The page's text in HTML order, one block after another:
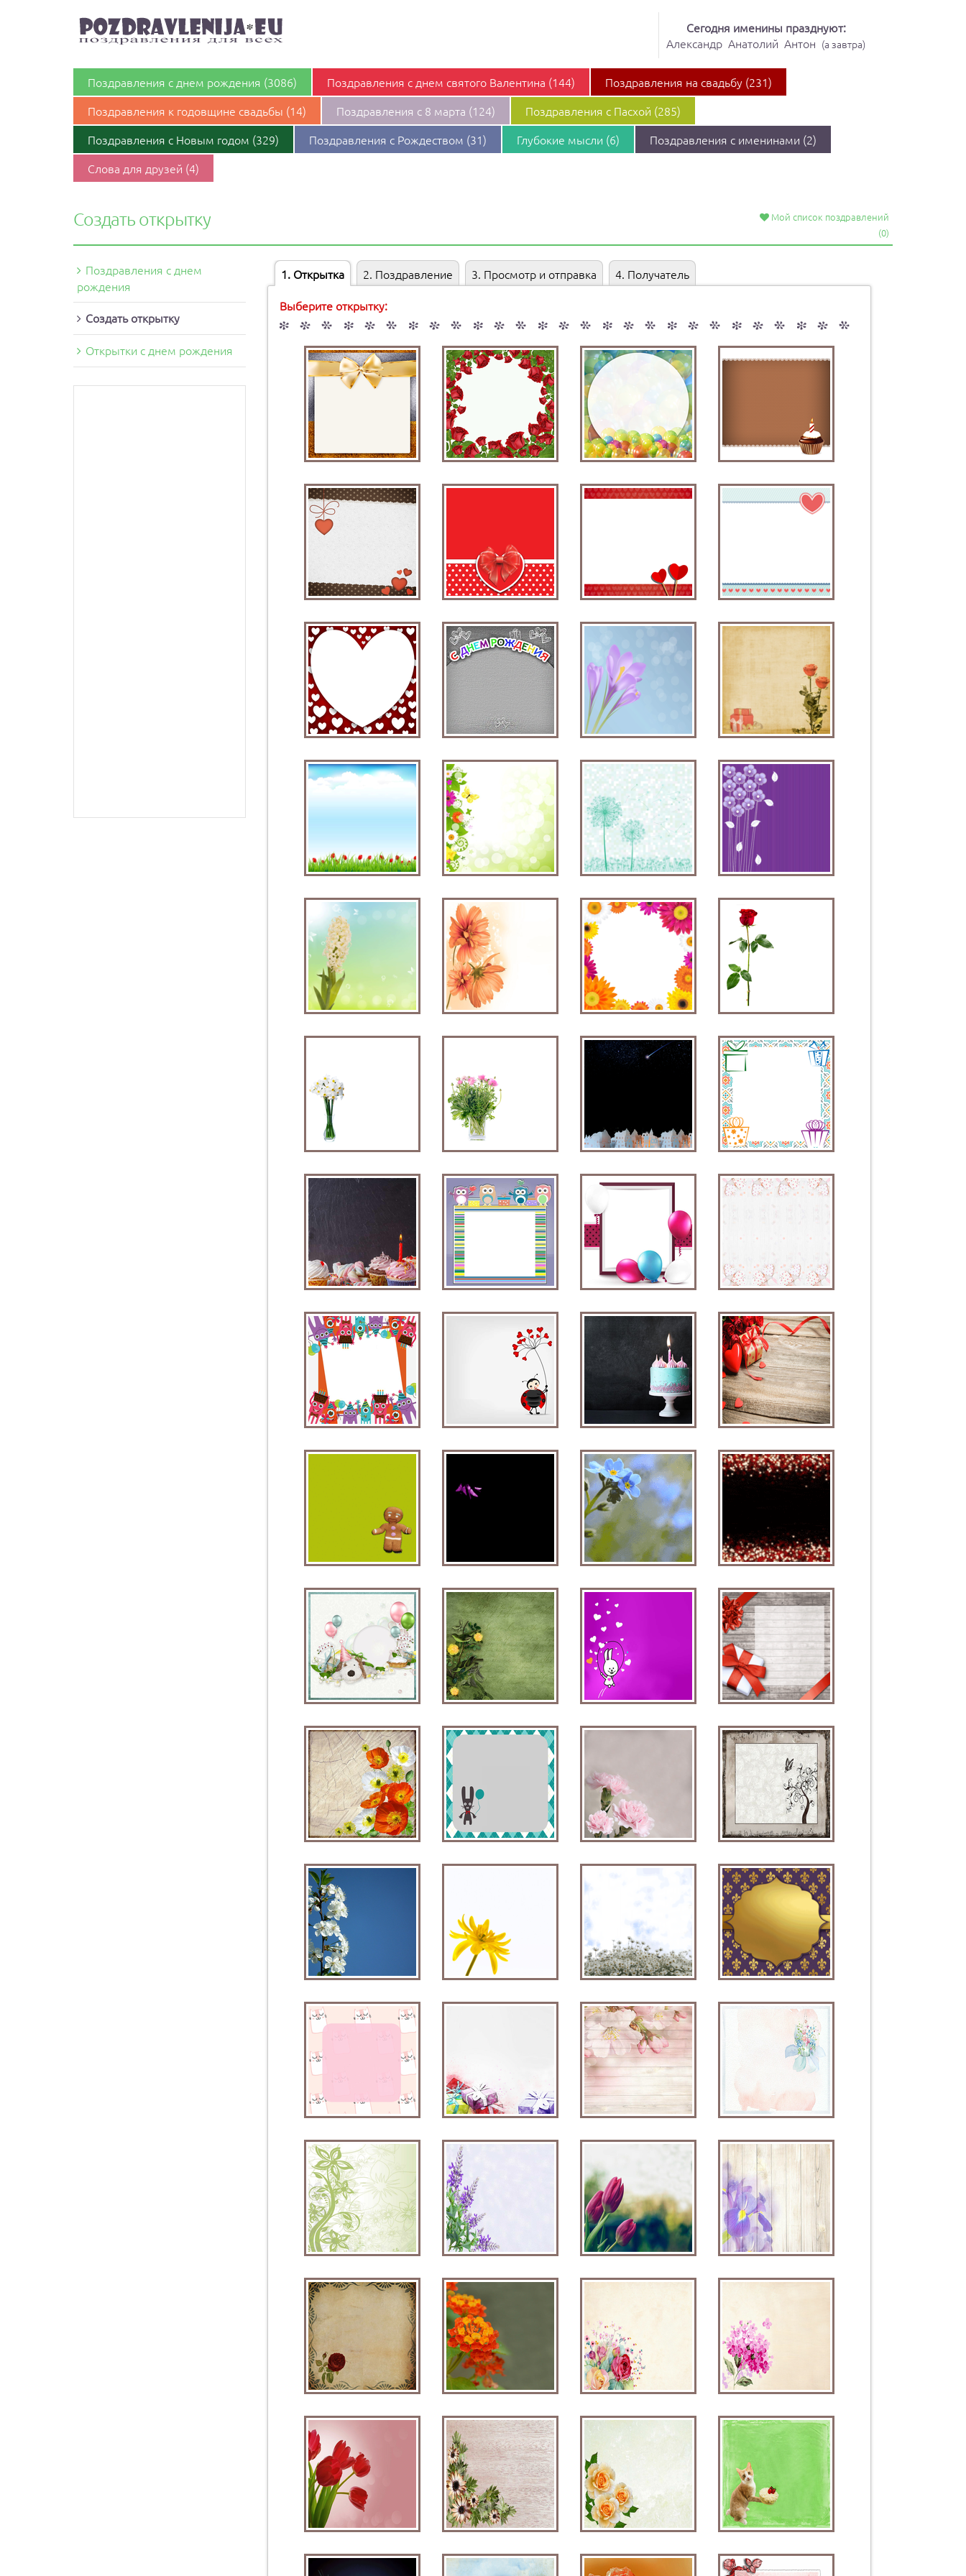
Сегодня именины празднуют:
Александр Анатолий Антон (а завтра)
Поздравления с днeм рождения (3086) Поздравления с днeм святого Валентина (144)
Поздравления на свадьбу (231)
Поздравления к годовщине свадьбы (14)
Поздравления с 8 марта (124)
Поздравления с Пасхой (285)
Поздравления с Новым годом (329)
Поздравления с Рождеством (31) Глубокие мысли (6)
Поздравления с именинами (2)
Слова для друзей (4)
Мой список поздравлений
(0)
Создать открытку
Поздравления с днeм
рождения
Создать открытку
Открытки с днем рождения
1. Открытка 2. Поздравление 3. Просмотр и отправка 4. Получатель
Выберите открытку: